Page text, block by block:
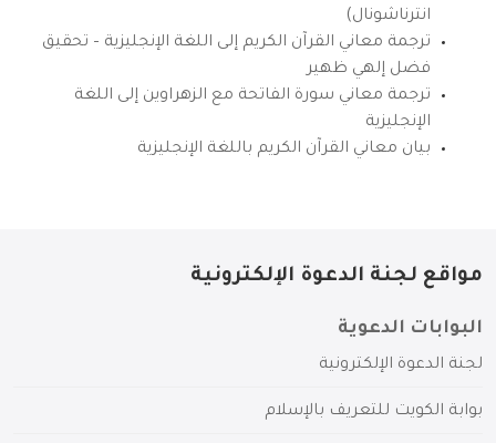
انترناشونال)
ترجمة معاني القرآن الكريم إلى اللغة الإنجليزية – تحقيق
فضل إلهي ظهير
ترجمة معاني سورة الفاتحة مع الزهراوين إلى اللغة
الإنجليزية
بيان معاني القرآن الكريم باللغة الإنجليزية
مواقع لجنة الدعوة الإلكترونية
البوابات الدعوية
لجنة الدعوة الإلكترونية
بوابة الكويت للتعريف بالإسلام